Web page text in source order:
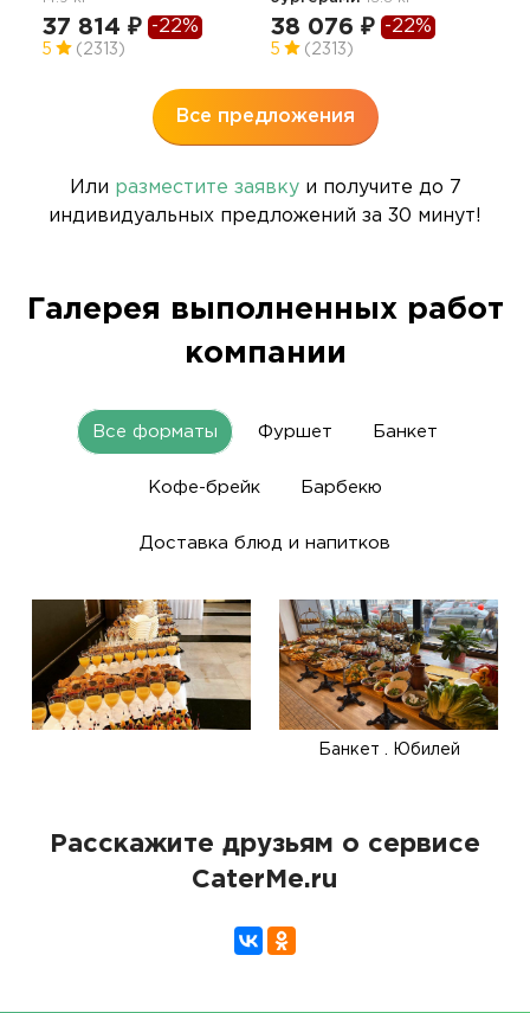
37 814 ₽ -22%
5 (2313)
38 076 ₽ -22%
5 (2313)
Все предложения
Или разместите заявкуи получите до 7
индивидуальных предложений за 30 минут!
Галерея выполненных работ
компании
Все форматы Фуршет Банкет
Кофе-брейк Барбекю
Доставка блюд и напитков
Банкет . Юбилей
Расскажите друзьям о сервисе
CaterMe.ru